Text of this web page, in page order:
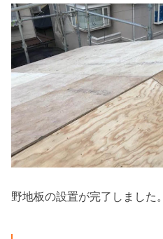
野地板の設置が完了しました。